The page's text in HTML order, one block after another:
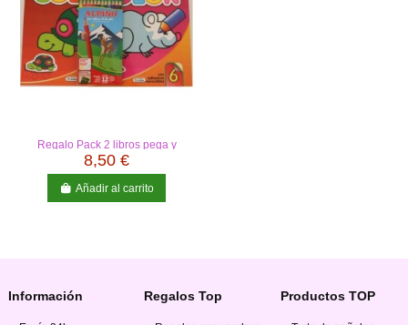
Regalo Pack 2 libros pega y
colorea y cajas de lápices de
colores
8,50 €
Añadir al carrito
Información Regalos Top Productos TOP